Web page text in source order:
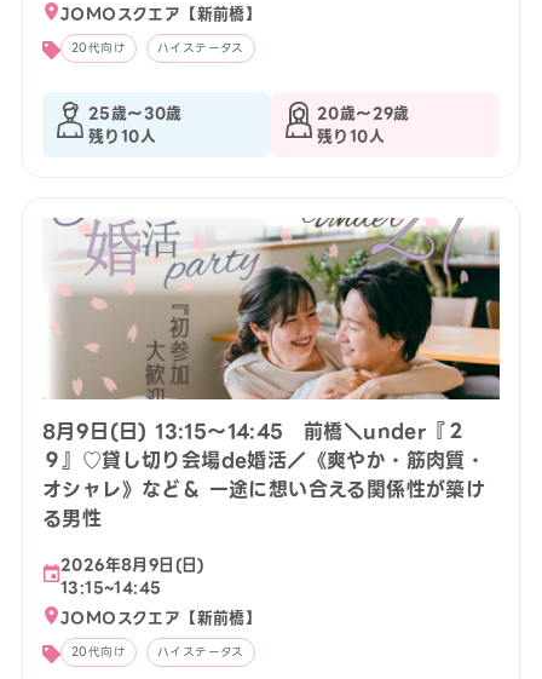
JOMOスクエア【新前橋】
20代向け ハイステータス
25歳〜30歳
残り10人
20歳〜29歳
残り10人
8月9日(日) 13:15〜14:45 前橋＼under『２
９』♡貸し切り会場de婚活／《爽やか・筋肉質・
オシャレ》など＆ 一途に想い合える関係性が築け
る男性
2026年8月9日(日)
13:15~14:45
JOMOスクエア【新前橋】
20代向け ハイステータス